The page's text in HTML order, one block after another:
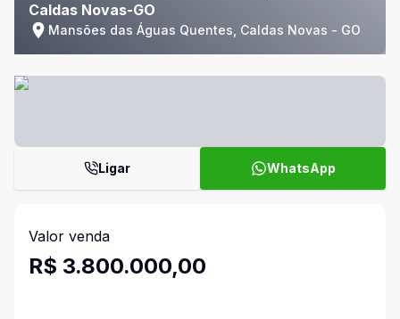
Caldas Novas-GO
Mansões das Águas Quentes, Caldas Novas - GO
Ligar WhatsApp
Valor venda
R$ 3.800.000,00